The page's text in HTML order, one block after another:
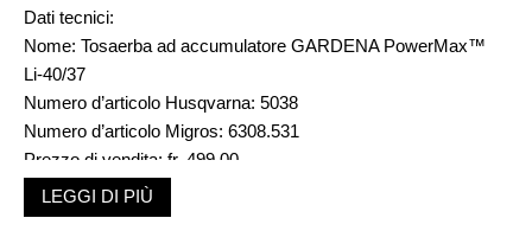
Dati tecnici:
Nome: Tosaerba ad accumulatore GARDENA PowerMax™
Li-40/37
Numero d’articolo Husqvarna: 5038
Numero d’articolo Migros: 6308.531
Prezzo di vendita: fr. 499.00
Periodo di vendita: da gennaio 2018 a novembre 2018
LEGGI DI PIÙ